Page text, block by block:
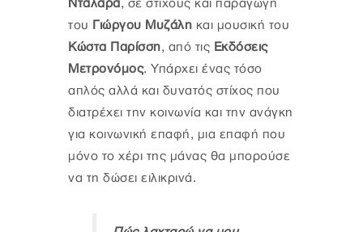
Νταλάρα, σε στίχους και παραγωγή
του Γιώργου Μυζάλη και μουσική του
Κώστα Παρίσση, από τις Εκδόσεις
Μετρονόμος. Υπάρχει ένας τόσο
απλός αλλά και δυνατός στίχος που
διατρέχει την κοινωνία και την ανάγκη
για κοινωνική επαφή, μια επαφή που
μόνο το χέρι της μάνας θα μπορούσε
να τη δώσει ειλικρινά.